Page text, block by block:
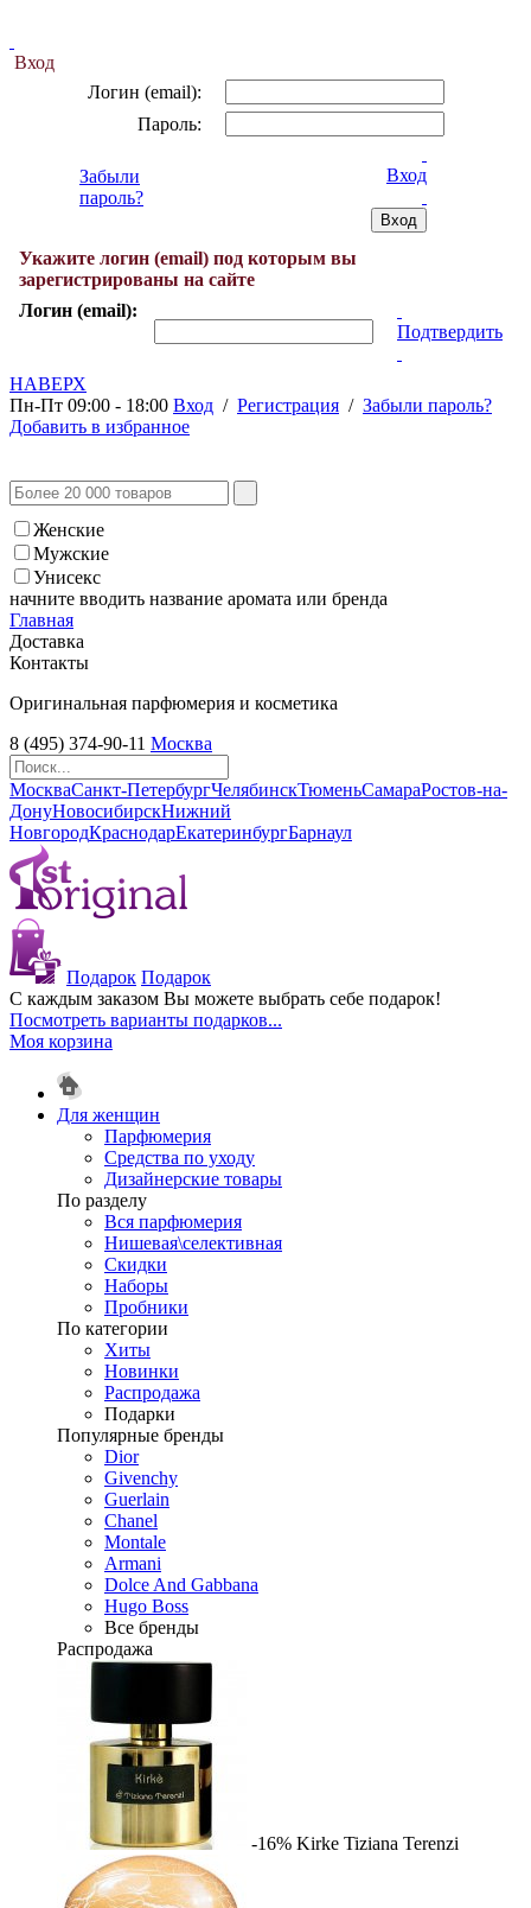
Вход
Логин (email):
Пароль:
Забыли
пароль?
Вход
Укажите логин (email) под которым вы
зарегистрированы на сайте
Логин (email):
Подтвердить
НАВЕРХ
Пн-Пт 09:00 - 18:00 Вход / Регистрация / Забыли пароль?
Добавить в избранное
Женские
Мужские
Унисекс
начните вводить название аромата или бренда
Главная
Доставка
Контакты
Оригинальная парфюмерия и косметика
8 (495) 374-90-11 Москва
МоскваСанкт-ПетербургЧелябинскТюменьСамараРостов-на-
ДонуНовосибирскНижний
НовгородКраснодарЕкатеринбургБарнаул
Подарок Подарок
С каждым заказом Вы можете выбрать себе подарок!
Посмотреть варианты подарков...
Моя корзина
Для женщин
Парфюмерия
Средства по уходу
Дизайнерские товары
По разделу
Вся парфюмерия
Нишевая\селективная
Скидки
Наборы
Пробники
По категории
Хиты
Новинки
Распродажа
Подарки
Популярные бренды
Dior
Givenchy
Guerlain
Chanel
Montale
Armani
Dolce And Gabbana
Hugo Boss
Все бренды
Распродажа
-16% Kirke Tiziana Terenzi